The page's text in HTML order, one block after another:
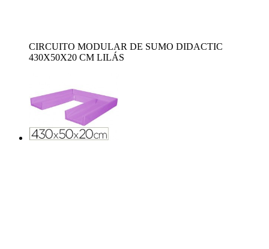
CIRCUITO MODULAR DE SUMO DIDACTIC
430X50X20 CM LILÁS